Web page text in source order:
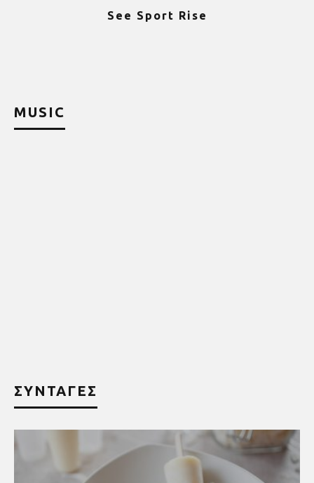
See Sport Rise
MUSIC
ΣΥΝΤΑΓΕΣ